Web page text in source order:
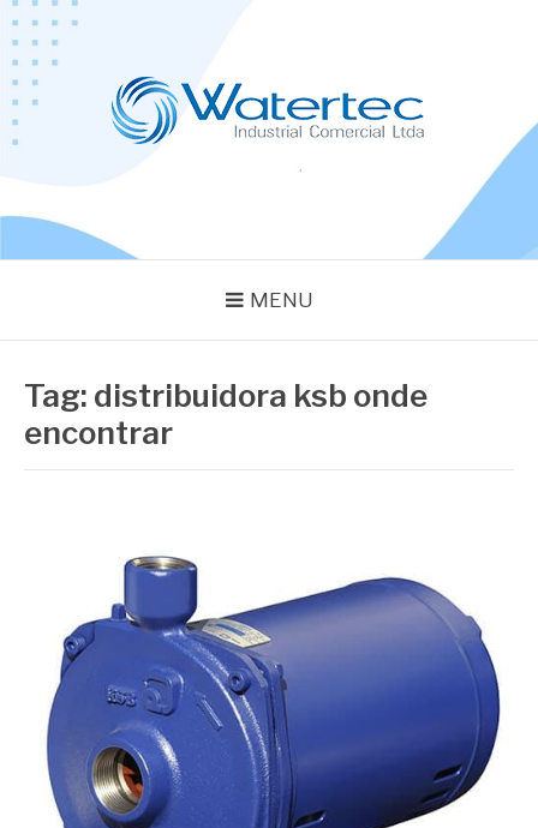
Pular
para
conteúdo
MENU
Tag: distribuidora ksb onde
encontrar